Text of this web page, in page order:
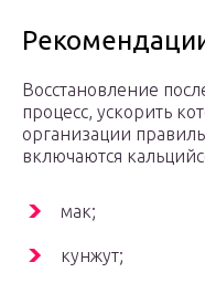
Восстановление
процесс, ускорить
организации
включаются
мак;
кунжут;